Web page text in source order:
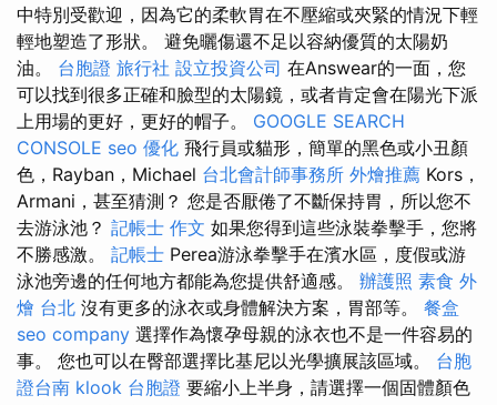
中特別受歡迎，因為它的柔軟胃在不壓縮或夾緊的情況下輕
輕地塑造了形狀。 避免曬傷還不足以容納優質的太陽奶
油。 台胞證 旅行社 設立投資公司 在Answear的一面，您
可以找到很多正確和臉型的太陽鏡，或者肯定會在陽光下派
上用場的更好，更好的帽子。 GOOGLE SEARCH
CONSOLE seo 優化 飛行員或貓形，簡單的黑色或小丑顏
色，Rayban，Michael 台北會計師事務所 外燴推薦 Kors，
Armani，甚至猜測？ 您是否厭倦了不斷保持胃，所以您不
去游泳池？ 記帳士 作文 如果您得到這些泳裝拳擊手，您將
不勝感激。 記帳士 Perea游泳拳擊手在濱水區，度假或游
泳池旁邊的任何地方都能為您提供舒適感。 辦護照 素食 外
燴 台北 沒有更多的泳衣或身體解決方案，胃部等。 餐盒
seo company 選擇作為懷孕母親的泳衣也不是一件容易的
事。 您也可以在臀部選擇比基尼以光學擴展該區域。 台胞
證台南 klook 台胞證 要縮小上半身，請選擇一個固體顏色